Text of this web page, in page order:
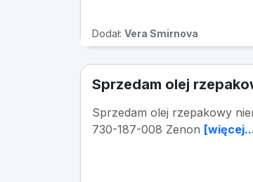
Dodał: Vera Smirnova
Sprzedam olej
Sprzedam olej rzepakowy
730-187-008 Zenon